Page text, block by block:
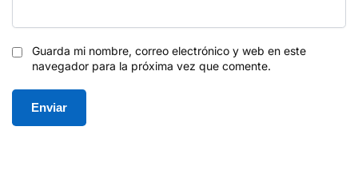
Guarda mi nombre, correo electrónico y web en este
navegador para la próxima vez que comente.